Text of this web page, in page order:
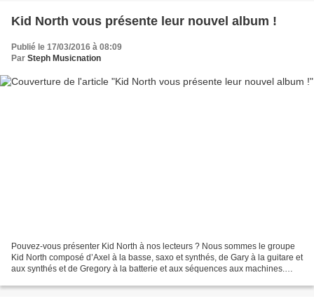
Kid North vous présente leur nouvel album !
Publié le 17/03/2016 à 08:09
Par Steph Musicnation
Pouvez-vous présenter Kid North à nos lecteurs ? Nous sommes le groupe
Kid North composé d’Axel à la basse, saxo et synthés, de Gary à la guitare et
aux synthés et de Gregory à la batterie et aux séquences aux machines.